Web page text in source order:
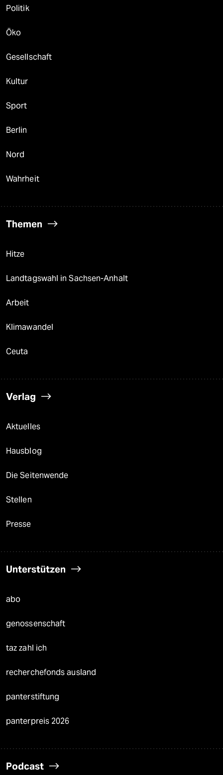
Politik
Öko
Gesellschaft
Kultur
Sport
Berlin
Nord
Wahrheit
Themen
Hitze
Landtagswahl in Sachsen-Anhalt
Arbeit
Klimawandel
Ceuta
Verlag
Aktuelles
Hausblog
Die Seitenwende
Stellen
Presse
Unterstützen
abo
genossenschaft
taz zahl ich
recherchefonds ausland
panterstiftung
panterpreis 2026
Podcast